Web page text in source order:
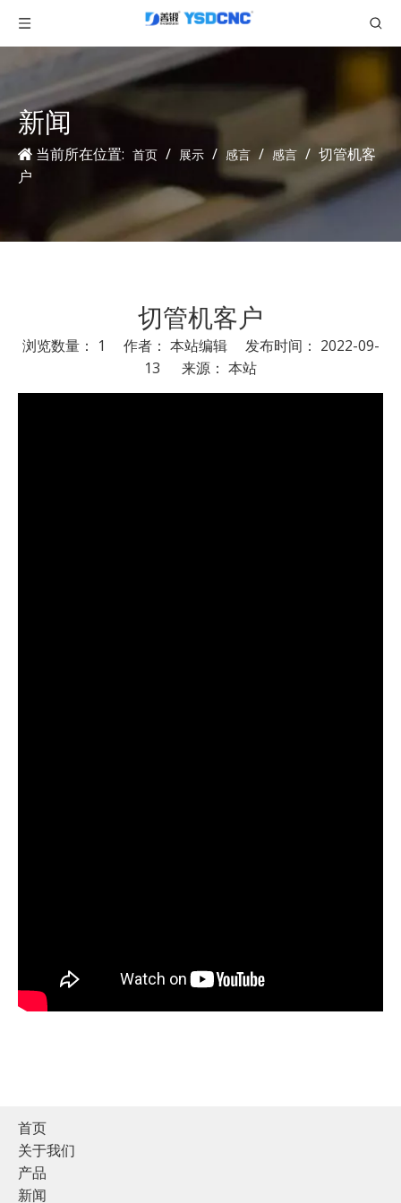
新闻
当前所在位置: 首页 / 展示 / 感言 / 感言 / 切管机客
户
切管机客户
浏览数量： 1
作者： 本站编辑 发布时间： 2022-09-
13 来源： 本站
首页
关于我们
产品
新闻